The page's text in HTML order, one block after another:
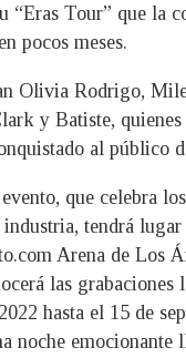
“Eras Tour” que la
pocos meses.
Olivia Rodrigo,
y Batiste,
al público
que celebra
industria, tendrá
Arena de Los
las grabaciones
hasta el 15 de
noche emocionante